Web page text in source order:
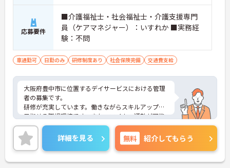
応募要件
■介護福祉士・社会福祉士・介護支援専門
員（ケアマネジャー）：いすれか ■実務経
験：不問
車通勤可 日勤のみ 研修制度あり 社会保険完備 交通費支給
大阪府豊中市に位置するデイサービスにおける管理
者の募集です。
研修が充実しています。働きながらスキルアップが
目指せる職場環境です。また、マイカー通勤が可能
です。通勤が苦になりません。
ご興味のある方には、面接対策ポイントなど、さら
に詳細をご案内しますのでお気軽にご相談くださ
い！
詳細を見る 無料 紹介してもらう